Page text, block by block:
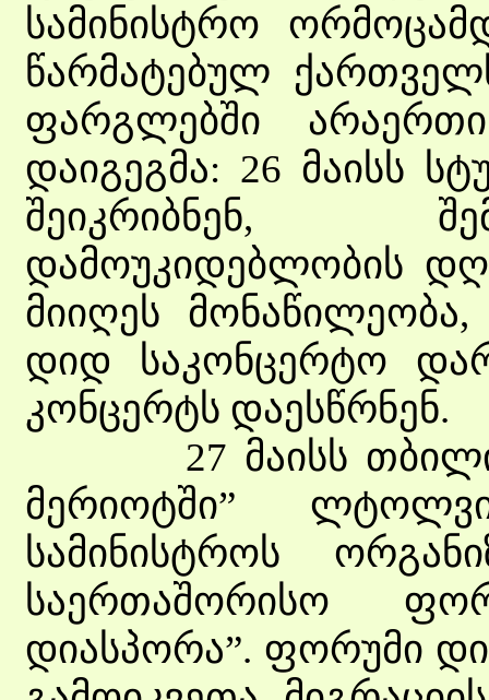
სამინისტრო
წარმატებულ
ფარგლებში
დაიგეგმა: 26 მაისს
შეიკრიბნენ,
დამოუკიდებლობის
მიიღეს
დიდ საკონცერტო
კონცერტს დაესწრნენ.
27 მაისს
მერიოტში”
სამინისტროს
საერთაშორისო
დიასპორა”. ფორუმი